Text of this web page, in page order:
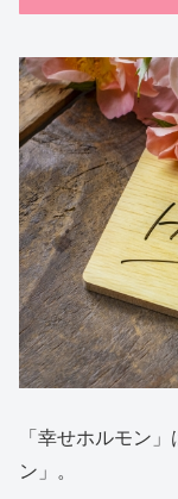
「幸せホルモン
ン」。